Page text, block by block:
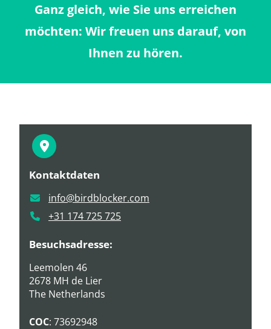
Ganz gleich, wie Sie uns erreichen
möchten: Wir freuen uns darauf, von
Ihnen zu hören.
Kontaktdaten
info@birdblocker.com
+31 174 725 725
Besuchsadresse:
Leemolen 46
2678 MH de Lier
The Netherlands
COC: 73692948